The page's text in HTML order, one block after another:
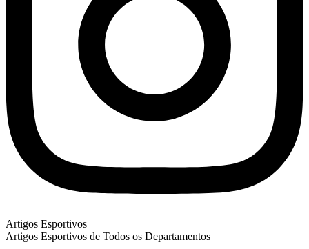
Artigos Esportivos
Artigos Esportivos de Todos os Departamentos